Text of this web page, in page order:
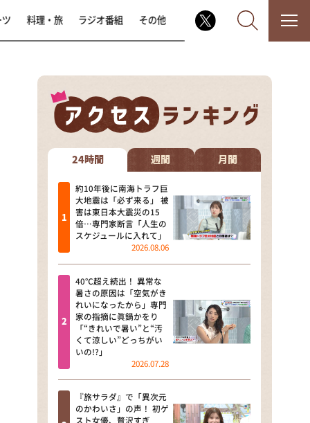
なるみ・岡村の過ぎるTV
相席食堂
これ余談なんですけど・・・
～人生密着トークバラエティ！
～ やすとものいたって真剣です
探偵！ナイトスクープ
news おかえり
河合＆A.B.C-Z塚田×福井アナ
「なんでやねん！？」（news お
かえり）
DAIGOも台所 ～きょうの献立 何
にする？～
本日はダイアンなり！シーズン２
料理・旅 ラジオ番組 その他
24時間 週間 月間
約10年後に南海トラフ巨
大地震は「必ず来る」 被
害は東日本大震災の15
倍…専門家断言「人生の
スケジュールに入れて」
2026.08.06
40℃超え続出！ 異常な
暑さの原因は「空気がき
れいになったから」専門
家の指摘に眞鍋かをり
「“きれいで暑い”と“汚
くて涼しい”どっちがい
いの!?」
2026.07.28
『旅サラダ』で「異次元
のかわいさ」の声！ 初ゲ
スト女優、贅沢すぎ